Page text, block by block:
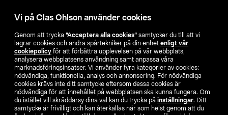
Vi på Clas Ohlson använder cookies
Genom att trycka ”Acceptera alla cookies” samtycker du till att vi
lagrar cookies och andra spårtekniker på din enhet enligt vår
cookiepolicy för att förbättra upplevelsen på vår webbplats,
analysera webbplatsens användning samt anpassa våra
marknadsföringsinsatser. Vi använder fyra kategorier av cookies:
nödvändiga, funktionella, analys och annonsering. För nödvändiga
cookies krävs inte ditt samtycke eftersom dessa cookies är
nödvändiga för att innehållet på webbplatsen ska kunna fungera. Om
du istället vill skräddarsy dina val kan du trycka på inställningar. Ditt
samtycke är frivilligt och kan återkallas när som helst genom att du
Hitta butik
SE NO FI